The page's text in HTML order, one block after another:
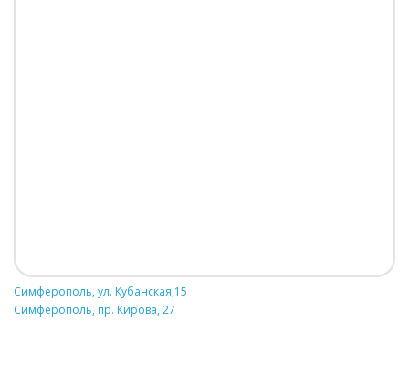
Симферополь, ул. Кубанская,15
Симферополь, пр. Кирова, 27